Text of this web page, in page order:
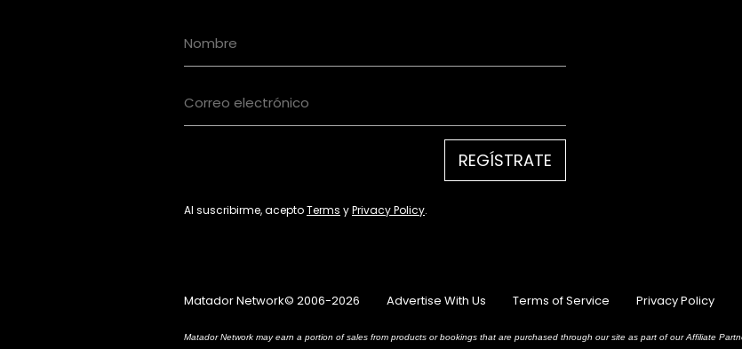
REGÍSTRATE
Al suscribirme, aceptoTerms yPrivacy Policy.
Matador Network© 2006-2026 Advertise With Us Terms of Service Privacy Policy
Matador Network may earn a portion of sales from products or bookings that are purchased through our site as part of our Affiliate